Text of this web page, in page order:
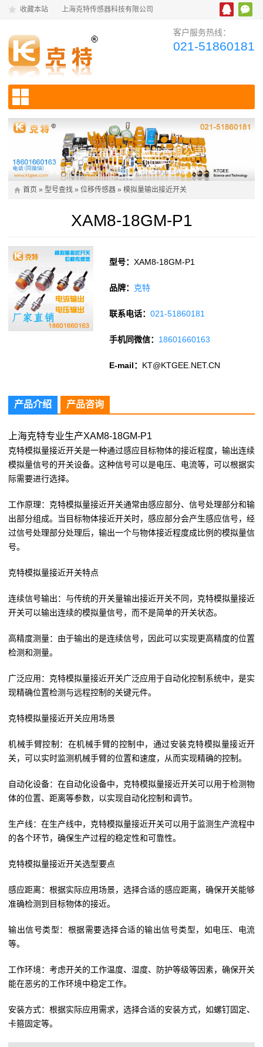
收藏本站 上海克特传感器科技有限公司
客户服务热线：
021-51860181
首页 » 型号查找 » 位移传感器 » 模拟量输出接近开关
XAM8-18GM-P1
型号：XAM8-18GM-P1
品牌： 克特
联系电话：021-51860181
手机同微信： 18601660163
E-mail： KT@KTGEE.NET.CN
产品介绍 产品咨询
上海克特专业生产XAM8-18GM-P1
克特模拟量接近开关是一种通过感应目标物体的接近程度，输出连续
模拟量信号的开关设备。这种信号可以是电压、电流等，可以根据实
际需要进行选择。
工作原理：克特模拟量接近开关通常由感应部分、信号处理部分和输
出部分组成。当目标物体接近开关时，感应部分会产生感应信号，经
过信号处理部分处理后，输出一个与物体接近程度成比例的模拟量信
号。
克特模拟量接近开关特点
连续信号输出：与传统的开关量输出接近开关不同，克特模拟量接近
开关可以输出连续的模拟量信号，而不是简单的开关状态。
高精度测量：由于输出的是连续信号，因此可以实现更高精度的位置
检测和测量。
广泛应用：克特模拟量接近开关广泛应用于自动化控制系统中，是实
现精确位置检测与远程控制的关键元件。
克特模拟量接近开关应用场景
机械手臂控制：在机械手臂的控制中，通过安装克特模拟量接近开
关，可以实时监测机械手臂的位置和速度，从而实现精确的控制。
自动化设备：在自动化设备中，克特模拟量接近开关可以用于检测物
体的位置、距离等参数，以实现自动化控制和调节。
生产线：在生产线中，克特模拟量接近开关可以用于监测生产流程中
的各个环节，确保生产过程的稳定性和可靠性。
克特模拟量接近开关选型要点
感应距离：根据实际应用场景，选择合适的感应距离，确保开关能够
准确检测到目标物体的接近。
输出信号类型：根据需要选择合适的输出信号类型，如电压、电流
等。
工作环境：考虑开关的工作温度、湿度、防护等级等因素，确保开关
能在恶劣的工作环境中稳定工作。
安装方式：根据实际应用需求，选择合适的安装方式，如螺钉固定、
卡箍固定等。